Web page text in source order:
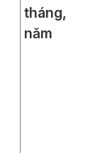
tháng,
năm